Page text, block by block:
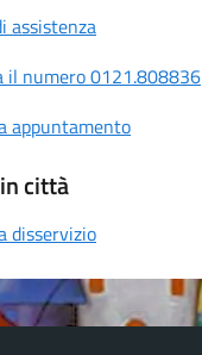
assistenza
il numero 0121.808836
appuntamento
città
disservizio